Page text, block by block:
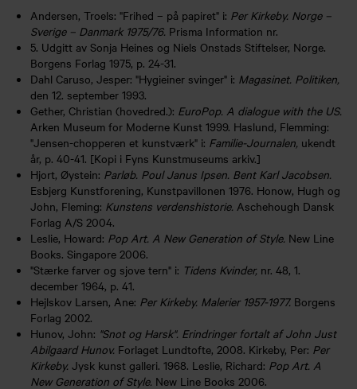
Andersen, Troels: "Frihed – på papiret" i: Per Kirkeby. Norge –
Sverige – Danmark 1975/76. Prisma Information nr.
5. Udgitt av Sonja Heines og Niels Onstads Stiftelser, Norge.
Borgens Forlag 1975, p. 24-31.
Dahl Caruso, Jesper: "Hygieiner svinger" i: Magasinet. Politiken,
den 12. september 1993.
Gether, Christian (hovedred.): EuroPop. A dialogue with the US.
Arken Museum for Moderne Kunst 1999. Haslund, Flemming:
"Jensen-chopperen et kunstværk" i: Familie-Journalen, ukendt
år, p. 40-41. [Kopi i Fyns Kunstmuseums arkiv.]
Hjort, Øystein: Parløb. Poul Janus Ipsen. Bent Karl Jacobsen.
Esbjerg Kunstforening, Kunstpavillonen 1976. Honow, Hugh og
John, Fleming: Kunstens verdenshistorie.Aschehough Dansk
Forlag A/S 2004.
Leslie, Howard: Pop Art. A New Generation of Style. New Line
Books. Singapore 2006.
"Stærke farver og sjove tern" i: Tidens Kvinder, nr. 48, 1.
december 1964, p. 41.
Hejlskov Larsen, Ane: Per Kirkeby. Malerier 1957-1977. Borgens
Forlag 2002.
Hunov, John: "Snot og Harsk". Erindringer fortalt af John Just
Abilgaard Hunov. Forlaget Lundtofte, 2008. Kirkeby, Per: Per
Kirkeby. Jysk kunst galleri. 1968. Leslie, Richard: Pop Art. A
New Generation of Style. New Line Books 2006.